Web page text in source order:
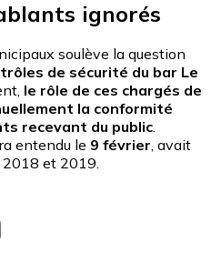
ignorés
soulève la question
de sécurité du bar Le
le rôle de ces chargés de
la conformité
recevant du public.
entendu le 9 février, avait
et 2019.